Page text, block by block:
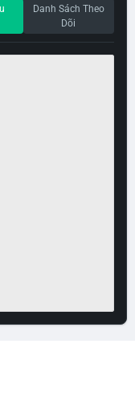
Danh Sách Theo
Dõi